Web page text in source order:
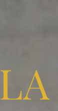
LA